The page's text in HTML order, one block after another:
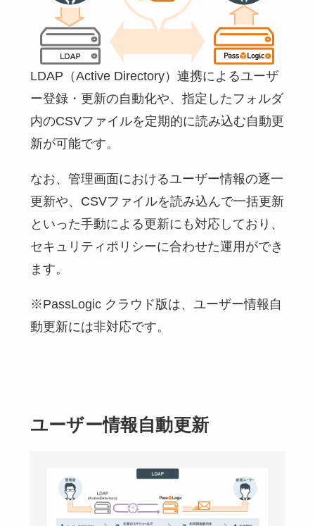
LDAP（Active Directory）連携によるユーザ
ー登録・更新の自動化や、指定したフォルダ
内のCSVファイルを定期的に読み込む自動更
新が可能です。
なお、管理画面におけるユーザー情報の逐一
更新や、CSVファイルを読み込んで一括更新
といった手動による更新にも対応しており、
セキュリティポリシーに合わせた運用ができ
ます。
※PassLogic クラウド版は、ユーザー情報自
動更新には非対応です。
ユーザー情報自動更新